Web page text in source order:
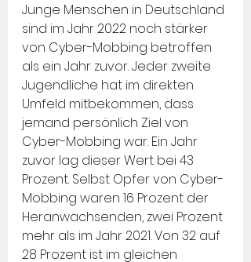
Junge Menschen in Deutschland
sind im Jahr 2022 noch stärker
von Cyber-Mobbing betroffen
als ein Jahr zuvor. Jeder zweite
Jugendliche hat im direkten
Umfeld mitbekommen, dass
jemand persönlich Ziel von
Cyber-Mobbing war. Ein Jahr
zuvor lag dieser Wert bei 43
Prozent. Selbst Opfer von Cyber-
Mobbing waren 16 Prozent der
Heranwachsenden, zwei Prozent
mehr als im Jahr 2021. Von 32 auf
28 Prozent ist im gleichen